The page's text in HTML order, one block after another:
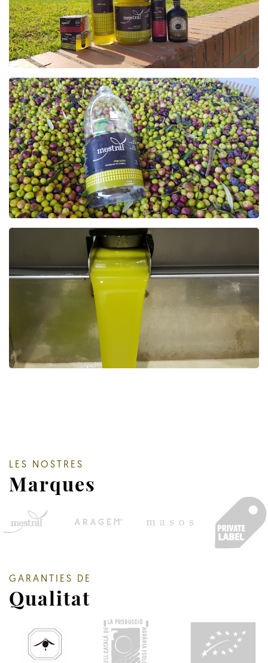
LES NOSTRES
Marques
GARANTIES DE
Qualitat